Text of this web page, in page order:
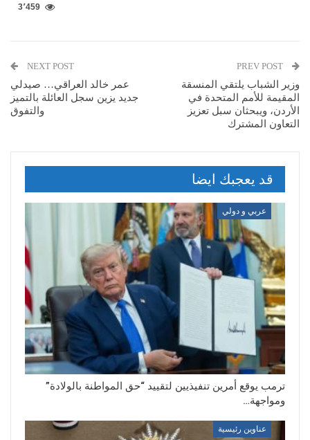
3٬459
وزير الشباب يلتقي المنسقة
المقيمة للأمم المتحدة في
الأردن، ويبحثان سبل تعزيز
التعاون المشترك
NEXT POST
عمر خالد العراقي… صيدلي
جديد يزين سجل العائلة بالتميز
والتفوق
قد يعجبك ايضا
عربي و دولي
ترمب يوقع أمرين تنفيذيين لتقييد “حق المواطنة بالولادة”
ومواجهة…
عناوين رئيسية